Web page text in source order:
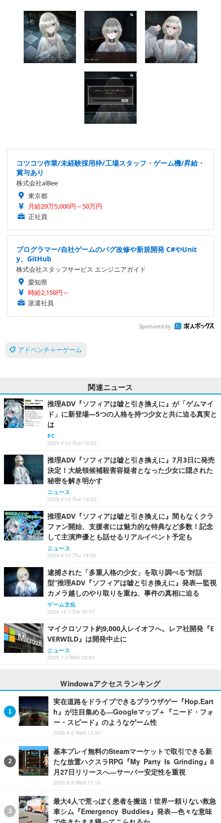
コツコツ作業/未経験採用枠/工場スタッフ・ゲーム機/昇給・
賞与あり
株式会社alBee
東京都
月給29万5,000円～50万円
正社員
プログラマー/自社ゲームのバグ改修や新規開発 C#やUnit
y、GitHub
株式会社スタッフサービス エンジニアガイド
愛知県
時給2,150円～
派遣社員
Sponsored by
アドベンチャーゲーム
関連ニュース
推理ADV『ソフィアは嘘と引き換えに』が「ゲムマイ
ド」に新登場―5つの人格を持つ少女と共に迫る真実と
は
PC
2025.4.13 Sun 19:20
推理ADV『ソフィアは嘘と引き換えに』7月3日に発売
決定！大統領候補殺害容疑者となった少女に隠された
秘密を解き明かす
ニュース
2025.4.13 Sun 19:20
推理ADV『ソフィアは嘘と引き換えに』間もなくクラ
ファン開始、支援者には魅力的な特典など多数！記念
して主演声優とも話せるリアルイベント予定も
ニュース
2025.4.10 Thu 18:00
逮捕された「多重人格の少女」を取り調べる“対話
型”推理ADV『ソフィアは嘘と引き換えに』発表―監視
カメラ越しのやり取りを重ね、事件の真相に迫る
ゲーム文化
2024.12.7 Sat 20:07
マイクロソフト約9,000人レイオフへ。レア社開発『E
VERWILD』は開発中止に
ニュース
2025.7.2 Wed 23:54
Windowsアクセスランキング
実在道路をドライブできるブラウザゲー『Hop.Eart
h』が注目集める―Googleマップ＋『ニード・フォ
ー・スピード』のようなゲーム性
2026.8.5 Wed 13:50
基本プレイ無料のSteamマーケットで取引できる新
たな放置ハクスラRPG『My Party Is Grinding』8
月27日リリースへ―サーバー安定性を重視
2026.8.5 Wed 17:15
最大4人で荒っぽく患者を搬送！世界一頼りない救急
車シム『Emergency Buddies』発表―色々な意味